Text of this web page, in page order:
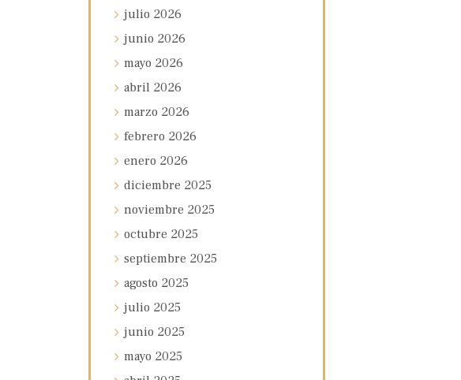
julio 2026
junio 2026
mayo 2026
abril 2026
marzo 2026
febrero 2026
enero 2026
diciembre 2025
noviembre 2025
octubre 2025
septiembre 2025
agosto 2025
julio 2025
junio 2025
mayo 2025